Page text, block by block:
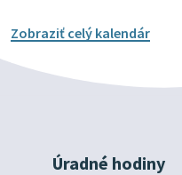
Zobraziť celý kalendár
Úradné hodiny